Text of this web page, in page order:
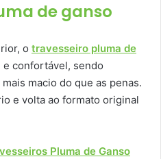
de ganso
o travesseiro pluma de
confortável, sendo
macio do que as penas.
e volta ao formato original
Pluma de Ganso